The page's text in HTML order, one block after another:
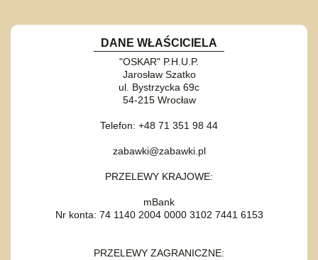
DANE WŁAŚCICIELA
"OSKAR" P.H.U.P.
Jarosław Szatko
ul. Bystrzycka 69c
54-215 Wrocław
Telefon: +48 71 351 98 44
zabawki@zabawki.pl
PRZELEWY KRAJOWE:
mBank
Nr konta: 74 1140 2004 0000 3102 7441 6153
PRZELEWY ZAGRANICZNE: